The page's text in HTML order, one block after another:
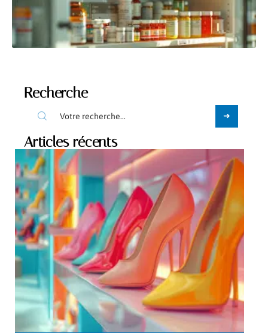
Recherche
Articles récents